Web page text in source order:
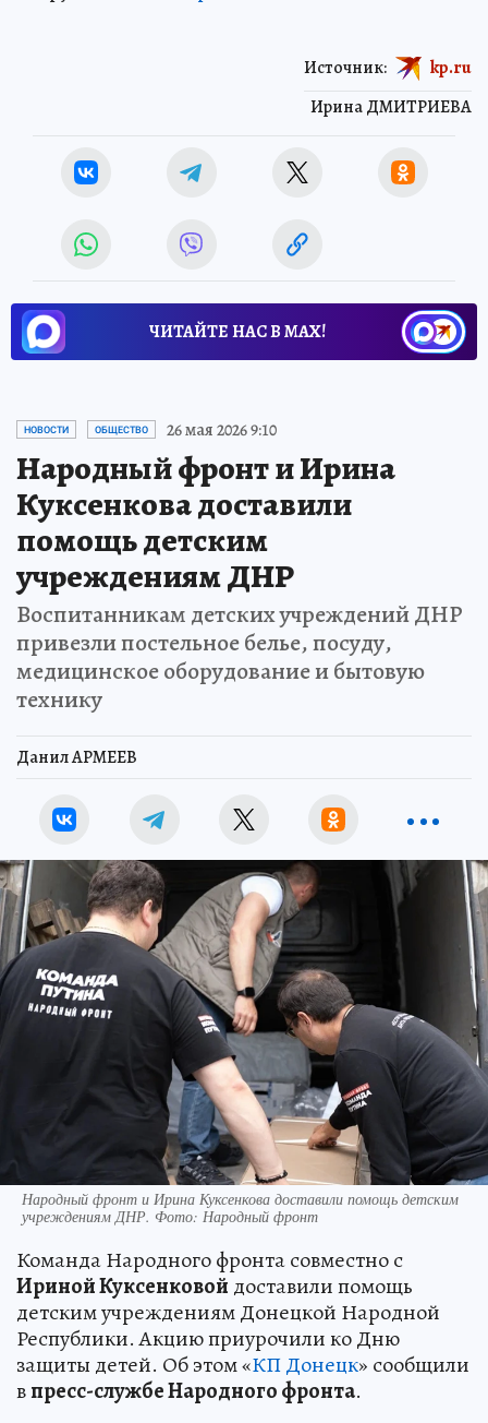
Ирина ДМИТРИЕВА
Источник: kp.ru
ЧИТАЙТЕ НАС В МАХ!
НОВОСТИ ОБЩЕСТВО 26 мая 2026 9:10
Народный фронт и Ирина
Куксенкова доставили
помощь детским
учреждениям ДНР
Воспитанникам детских учреждений ДНР
привезли постельное белье, посуду,
медицинское оборудование и бытовую
технику
Данил АРМЕЕВ
Народный фронт и Ирина Куксенкова доставили помощь детским
учреждениям ДНР. Фото: Народный фронт
Команда Народного фронта совместно с
Ириной Куксенковой доставили помощь
детским учреждениям Донецкой Народной
Республики. Акцию приурочили ко Дню
защиты детей. Об этом «КП Донецк» сообщили
впресс-службе Народного фронта.